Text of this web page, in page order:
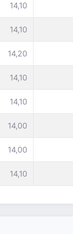
14,10
14,10
14,20
14,10
14,10
14,00
14,00
14,10